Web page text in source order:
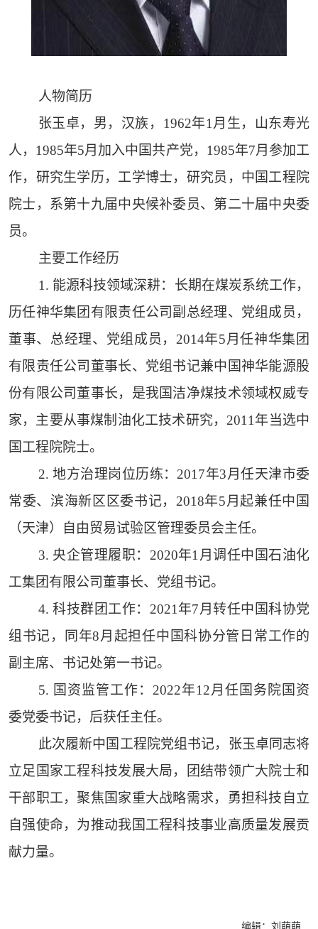
人物简历
张玉卓，男，汉族，1962年1月生，山东寿光
人，1985年5月加入中国共产党，1985年7月参加工
作，研究生学历，工学博士，研究员，中国工程院
院士，系第十九届中央候补委员、第二十届中央委
员。
主要工作经历
1. 能源科技领域深耕：长期在煤炭系统工作，
历任神华集团有限责任公司副总经理、党组成员，
董事、总经理、党组成员，2014年5月任神华集团
有限责任公司董事长、党组书记兼中国神华能源股
份有限公司董事长，是我国洁净煤技术领域权威专
家，主要从事煤制油化工技术研究，2011年当选中
国工程院院士。
2. 地方治理岗位历练：2017年3月任天津市委
常委、滨海新区区委书记，2018年5月起兼任中国
（天津）自由贸易试验区管理委员会主任。
3. 央企管理履职：2020年1月调任中国石油化
工集团有限公司董事长、党组书记。
4. 科技群团工作：2021年7月转任中国科协党
组书记，同年8月起担任中国科协分管日常工作的
副主席、书记处第一书记。
5. 国资监管工作：2022年12月任国务院国资
委党委书记，后获任主任。
此次履新中国工程院党组书记，张玉卓同志将
立足国家工程科技发展大局，团结带领广大院士和
干部职工，聚焦国家重大战略需求，勇担科技自立
自强使命，为推动我国工程科技事业高质量发展贡
献力量。
编辑：刘萌萌